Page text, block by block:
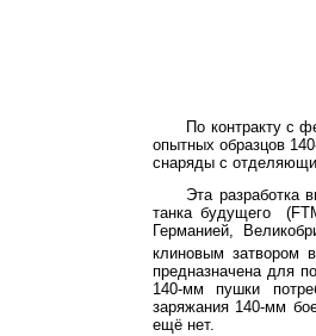
По контракту с
опытных образцов
снаряды с
Эта разработка
танка будущего
(
Германией,
клиновым затвором
предназначена для
140-мм пушки
заряжания 140-мм
ещё нет.